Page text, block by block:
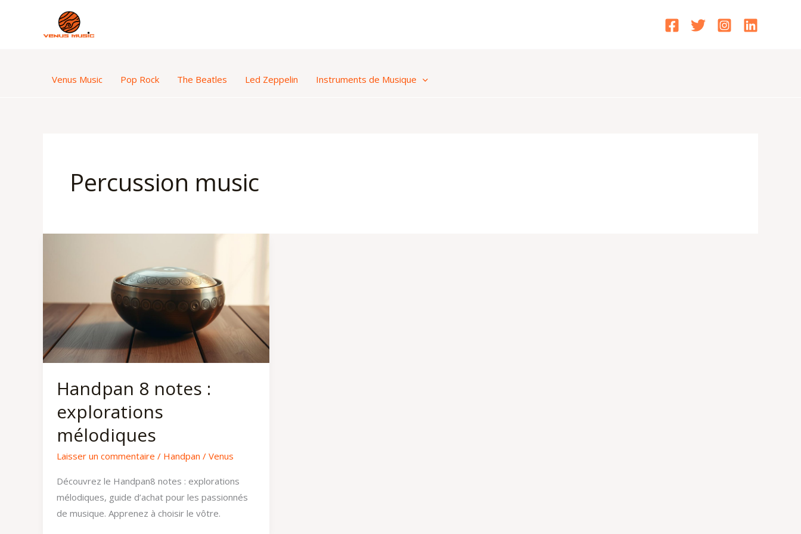
Venus Music Pop Rock The Beatles Led Zeppelin Instruments de Musique
Percussion music
Handpan 8 notes :
explorations
mélodiques
Laisser un commentaire / Handpan / Venus
Découvrez le Handpan8 notes : explorations
mélodiques, guide d’achat pour les passionnés
de musique. Apprenez à choisir le vôtre.